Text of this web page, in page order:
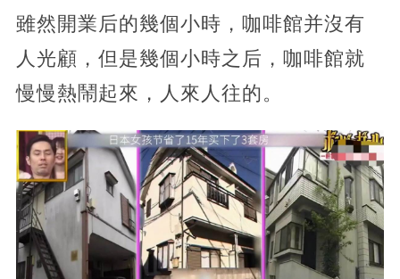
雖然開業后的幾個小時，咖啡館并沒有
人光顧，但是幾個小時之后，咖啡館就
慢慢熱鬧起來，人來人往的。